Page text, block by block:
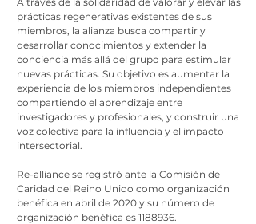
prácticas regenerativas existentes de sus
miembros, la alianza busca compartir y
desarrollar conocimientos y extender la
conciencia más allá del grupo para estimular
nuevas prácticas. Su objetivo es aumentar la
experiencia de los miembros independientes
compartiendo el aprendizaje entre
investigadores y profesionales, y construir una
voz colectiva para la influencia y el impacto
intersectorial.
Re-alliance se registró ante la Comisión de
Caridad del Reino Unido como organización
benéfica en abril de 2020 y su número de
organización benéfica es 1188936.